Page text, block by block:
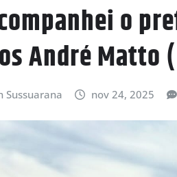
o
André Matto
Sussuarana nov 24, 2025